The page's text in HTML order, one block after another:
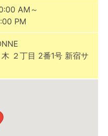
AM～
PM
２丁目 2番1号 新宿サ